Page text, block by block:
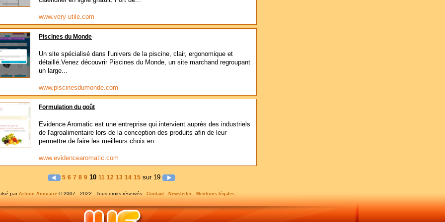
www.very-utile.com
Piscines du Monde
Un site spécialisé dans l'univers de la piscine, clair, ergonomique et
détaillé.Venez découvrir Piscines du Monde, un site marchand regroupant
un large...
www.piscinesdumonde.com
Formulation du goût
Evidence Aromatic est une entreprise qui intervient auprès des industriels
de l'agroalimentaire lors de la conception des produits afin de leur
permettre de faire les meilleurs choix en...
www.evidencearomatic.com
5 6 7 8 9 10 11 12 13 14 15sur 19
par Arfooo Annuaire © 2007 - 2022 - Tous droits réservés - Contact - Newsletter - Mentions légales